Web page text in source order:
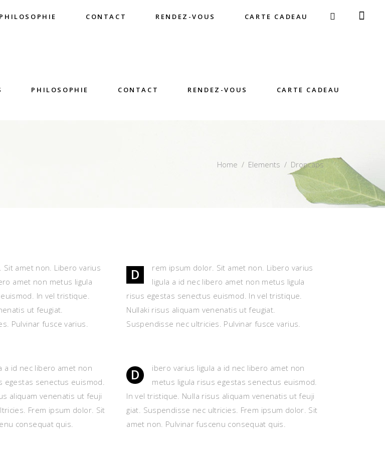
PHILOSOPHIE CONTACT RENDEZ-VOUS CARTE CADEAU
PHILOSOPHIE CONTACT RENDEZ-VOUS CARTE CADEAU
Home / Elements / Dropcaps
Sit amet non. Libero varius
amet non metus ligula
In vel tristique.
ut feugiat.
Pulvinar fusce varius.
D
rem ipsum dolor. Sit amet non. Libero varius
ligula a id nec libero amet non metus ligula
risus egestas senectus euismod. In vel tristique.
Nullaki risus aliquam venenatis ut feugiat.
Suspendisse nec ultricies. Pulvinar fusce varius.
a id nec libero amet non
egestas senectus euismod.
aliquam venenatis ut feuji
Frem ipsum dolor. Sit
consequat quis.
D
ibero varius ligula a id nec libero amet non
metus ligula risus egestas senectus euismod.
In vel tristique. Nulla risus aliquam venenatis ut feuji
giat. Suspendisse nec ultricies. Frem ipsum dolor. Sit
amet non. Pulvinar fuscenu consequat quis.